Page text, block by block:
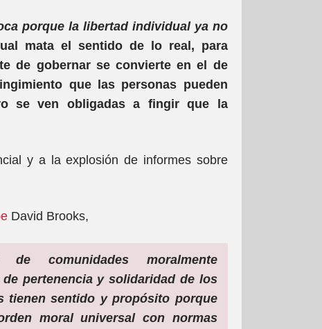
porque la libertad individual ya no
mata el sentido de lo real, para
de gobernar se convierte en el de
que las personas pueden
se ven obligadas a fingir que la
y a la explosión de informes sobre
David Brooks,
comunidades moralmente
pertenencia y solidaridad de los
tienen sentido y propósito porque
moral universal con normas